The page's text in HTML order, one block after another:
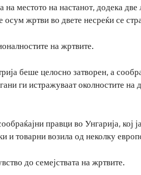
местото на настанот, додека
осум жртви во двете несреќи се
на жртвите.
беше целосно затворен, а
ги истражуваат околностите на
правци во Унгарија, кој
и товарни возила од неколку
до семејствата на жртвите.